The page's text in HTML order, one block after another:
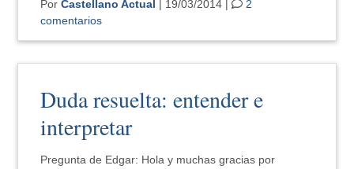
PorCastellano Actual | 19/03/2014 |
2
comentarios
Duda resuelta: entender e
interpretar
Pregunta de Edgar: Hola y muchas gracias por